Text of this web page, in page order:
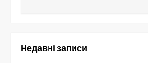
Недавні записи